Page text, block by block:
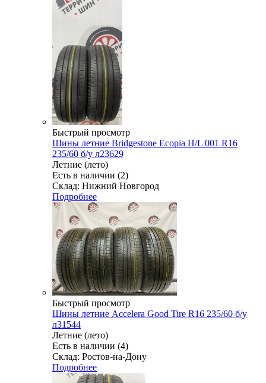
Быстрый просмотр
Шины летние Bridgestone Ecopia H/L 001 R16
235/60 б/у л23629
Летние (лето)
Есть в наличии (2)
Склад: Нижний Новгород
Подробнее
Быстрый просмотр
Шины летние Accelera Good Tire R16 235/60 б/у
л31544
Летние (лето)
Есть в наличии (4)
Склад: Ростов-на-Дону
Подробнее